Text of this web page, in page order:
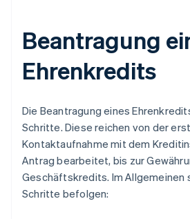
Beantragung
Ehrenkredits
Die Beantragung eines
Schritte. Diese reichen von der
Kontaktaufnahme mit dem
Antrag bearbeitet, bis zur
Geschäftskredits. Im Allgemeinen
Schritte befolgen: